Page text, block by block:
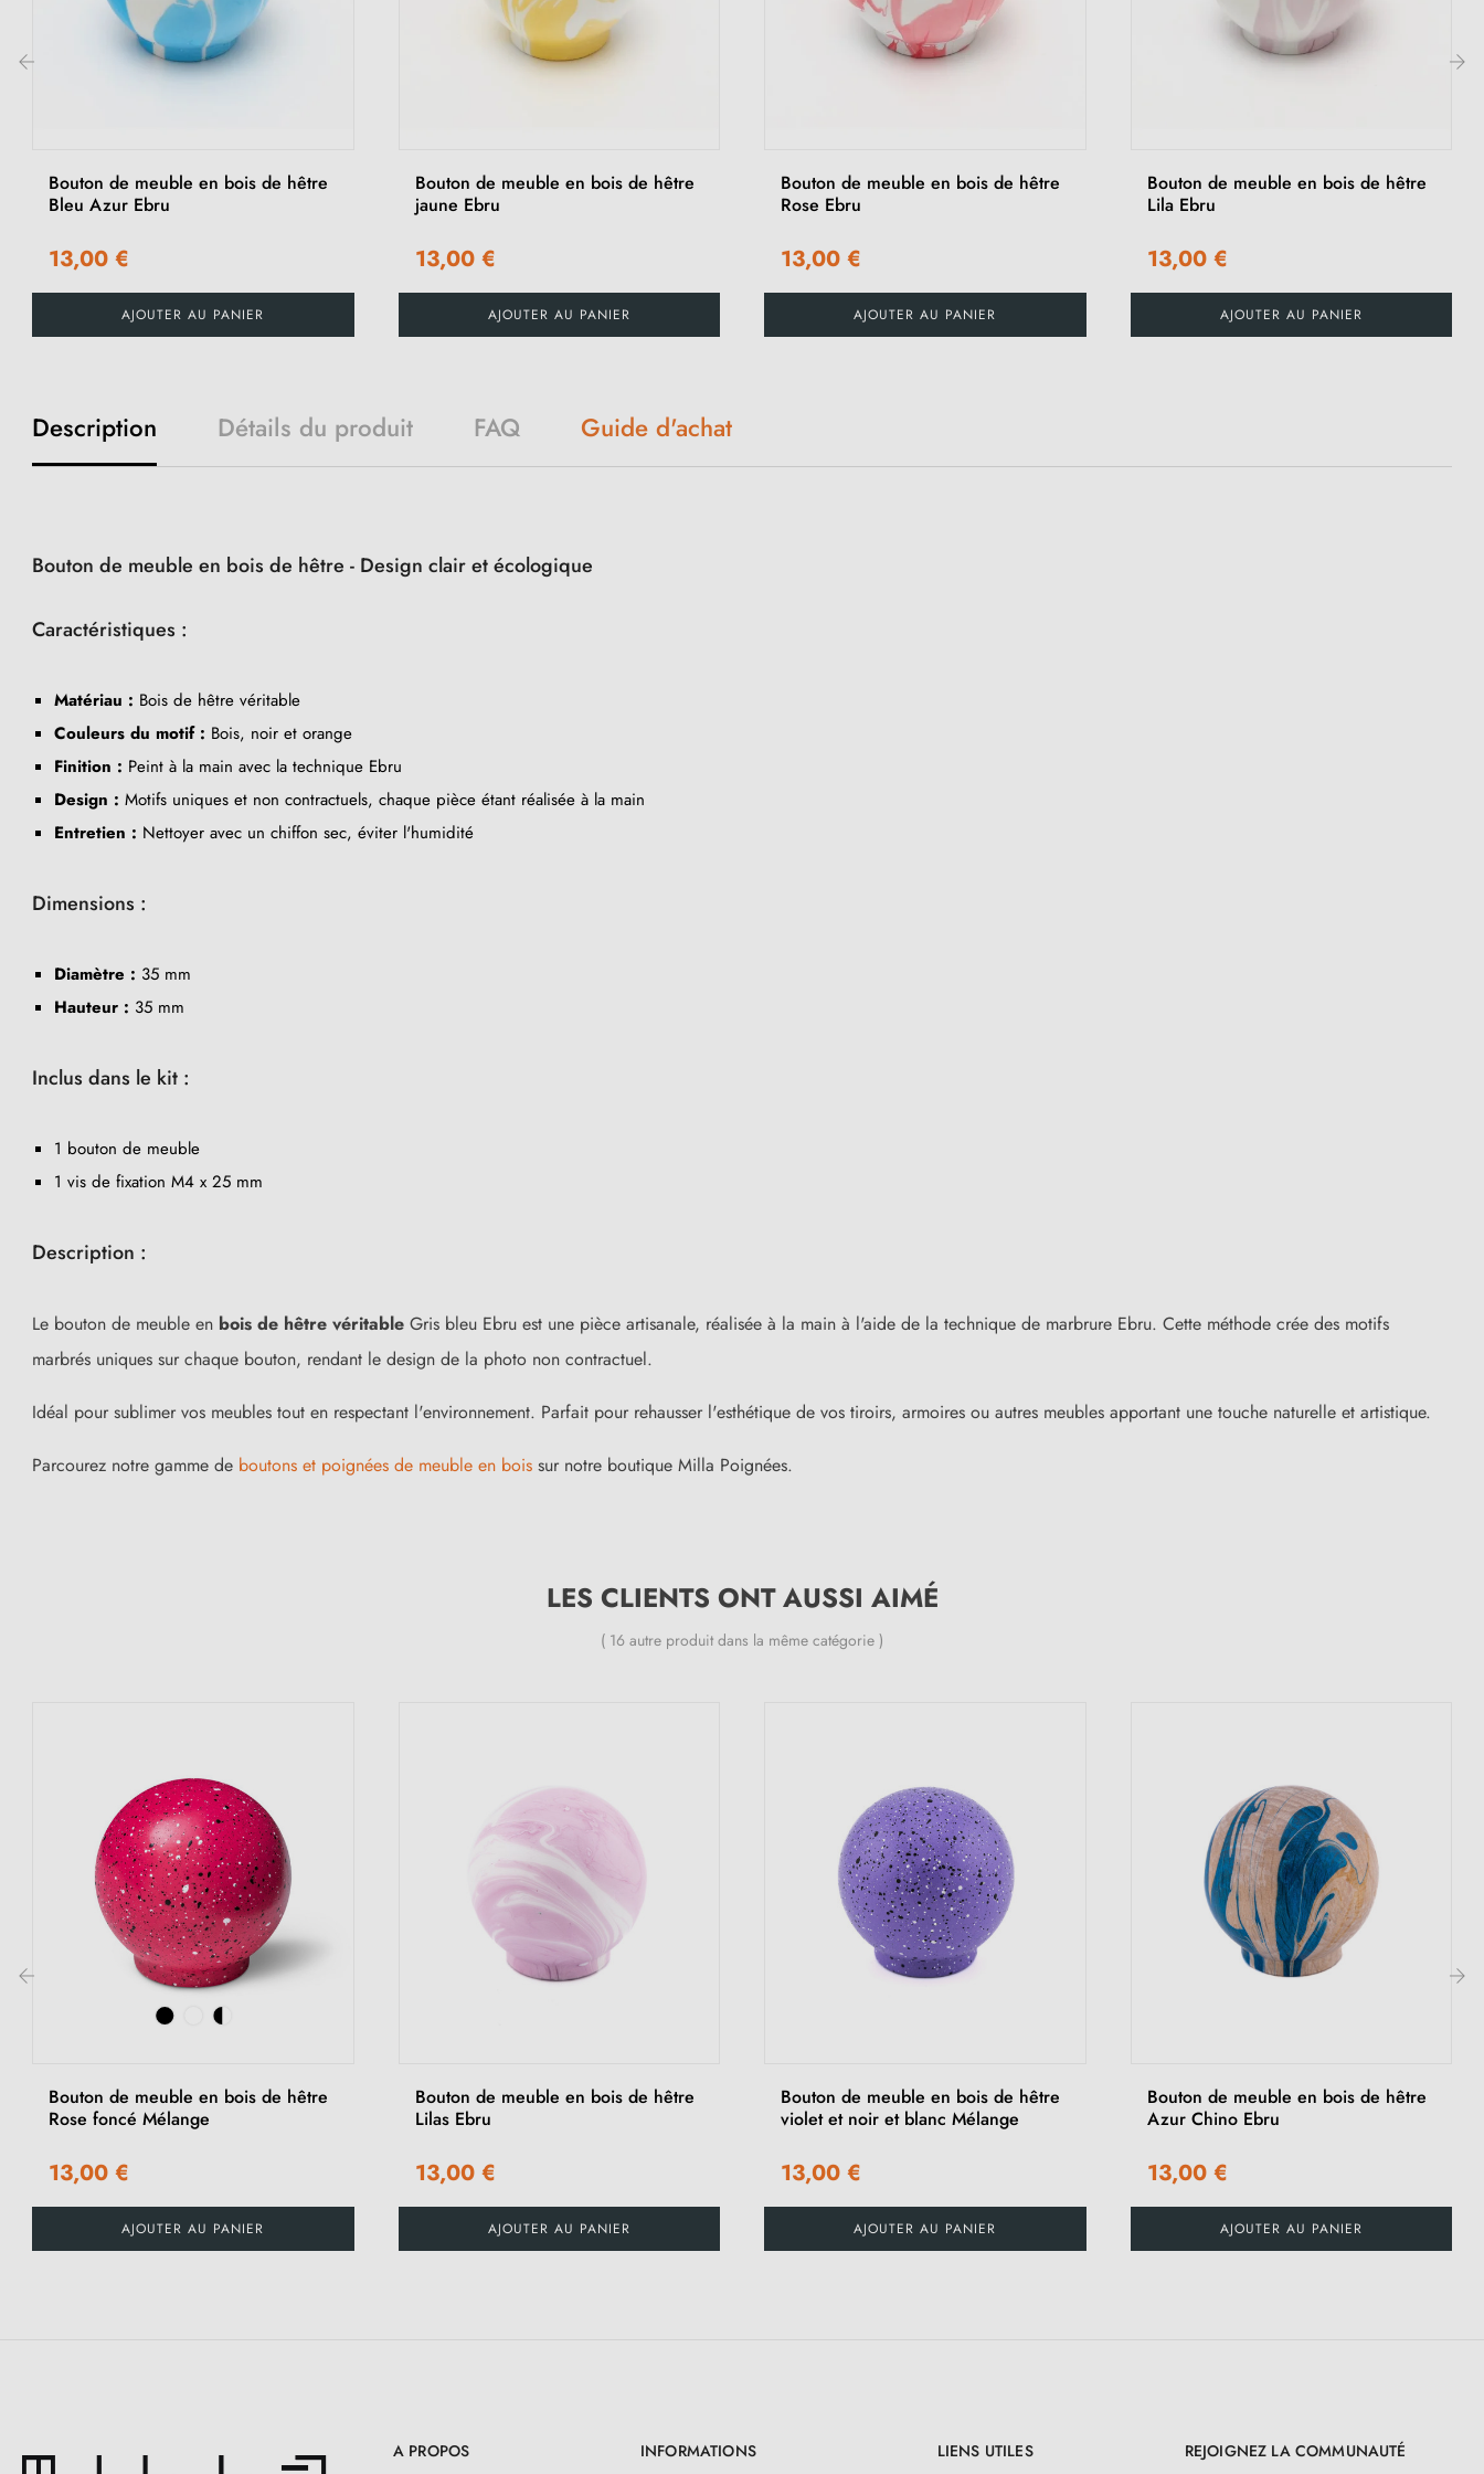
Bouton de meuble en bois de hêtre
Bleu Azur Ebru
13,00 €
AJOUTER AU PANIER
Bouton de meuble en bois de hêtre
jaune Ebru
13,00 €
AJOUTER AU PANIER
Bouton de meuble en bois de hêtre
Rose Ebru
13,00 €
AJOUTER AU PANIER
Bouton de meuble en bois de hêtre
Lila Ebru
13,00 €
AJOUTER AU PANIER
Description Détails du produit FAQ Guide d'achat
Bouton de meuble en bois de hêtre - Design clair et écologique
Caractéristiques :
Matériau : Bois de hêtre véritable
Couleurs du motif : Bois, noir et orange
Finition : Peint à la main avec la technique Ebru
Design : Motifs uniques et non contractuels, chaque pièce étant réalisée à la main
Entretien : Nettoyer avec un chiffon sec, éviter l'humidité
Dimensions :
Diamètre : 35 mm
Hauteur : 35 mm
Inclus dans le kit :
1 bouton de meuble
1 vis de fixation M4 x 25 mm
Description :
Le bouton de meuble en bois de hêtre véritable Gris bleu Ebru est une pièce artisanale, réalisée à la main à l'aide de la technique de marbrure Ebru. Cette méthode crée des motifs
marbrés uniques sur chaque bouton, rendant le design de la photo non contractuel.
Idéal pour sublimer vos meubles tout en respectant l'environnement. Parfait pour rehausser l'esthétique de vos tiroirs, armoires ou autres meubles apportant une touche naturelle et artistique.
Parcourez notre gamme de boutons et poignées de meuble en bois sur notre boutique Milla Poignées.
LES CLIENTS ONT AUSSI AIMÉ
( 16 autre produit dans la même catégorie )
Bouton de meuble en bois de hêtre
Rose foncé Mélange
13,00 €
AJOUTER AU PANIER
Bouton de meuble en bois de hêtre
Lilas Ebru
13,00 €
AJOUTER AU PANIER
Bouton de meuble en bois de hêtre
violet et noir et blanc Mélange
13,00 €
AJOUTER AU PANIER
Bouton de meuble en bois de hêtre
Azur Chino Ebru
13,00 €
AJOUTER AU PANIER
A PROPOS INFORMATIONS LIENS UTILES REJOIGNEZ LA COMMUNAUTÉ